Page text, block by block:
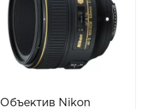
Объектив Nikon